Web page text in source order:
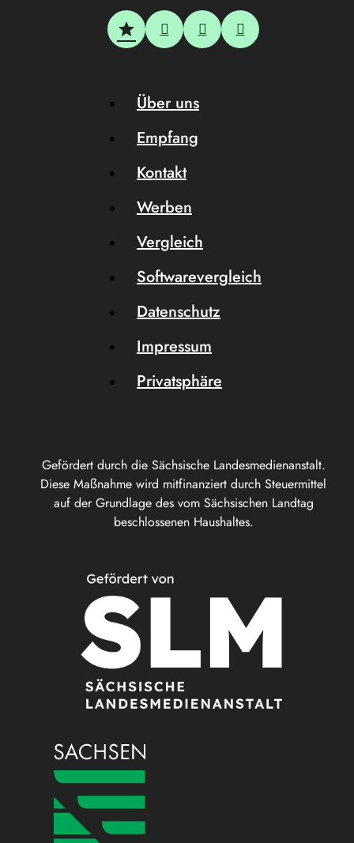
Gefördert durch die Sächsische Landesmedienanstalt.
Diese Maßnahme wird mitfinanziert durch Steuermittel
auf der Grundlage des vom Sächsischen Landtag
beschlossenen Haushaltes.
Über uns
Empfang
Kontakt
Werben
Vergleich
Softwarevergleich
Datenschutz
Impressum
Privatsphäre